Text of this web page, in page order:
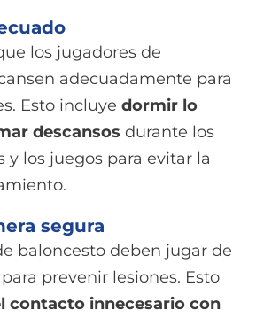
los jugadores de
adecuadamente para
Esto incluye dormir lo
descansos durante los
los juegos para evitar la
segura
baloncesto deben jugar de
prevenir lesiones. Esto
contacto innecesario con